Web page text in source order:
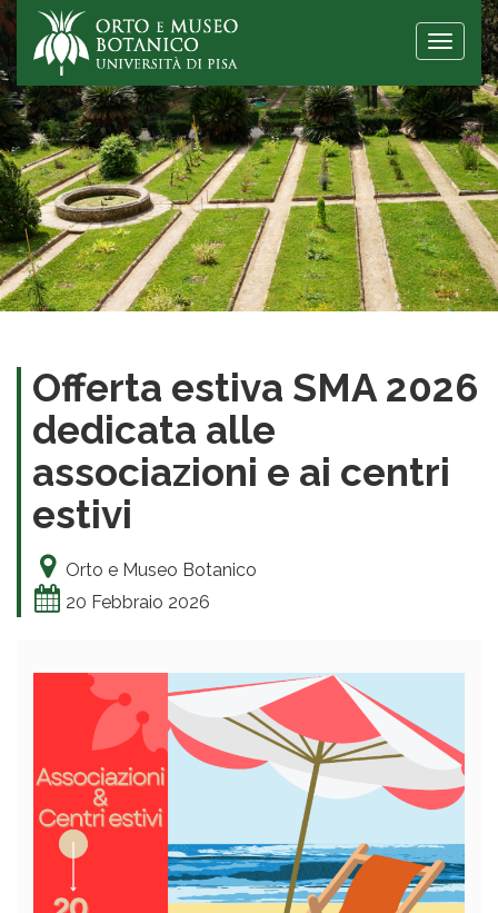
Toggle
Offerta estiva SMA 2026
dedicata alle
associazioni e ai centri
estivi
Orto e Museo Botanico
20 Febbraio 2026